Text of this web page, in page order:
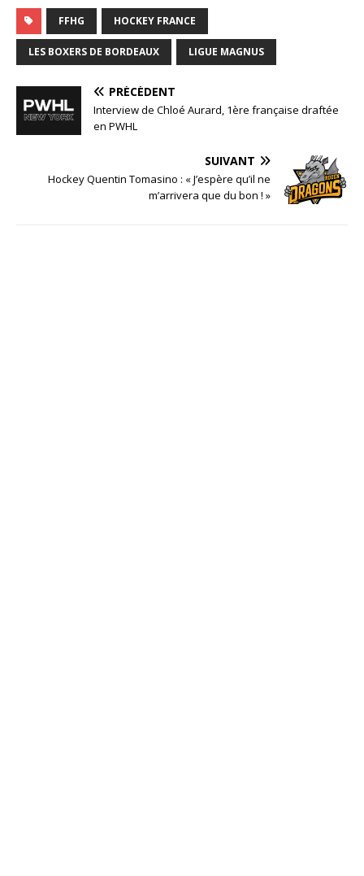
FFHG HOCKEY FRANCE
LES BOXERS DE BORDEAUX LIGUE MAGNUS
PRÉCÉDENT
Interview de Chloé Aurard, 1ère française draftée
en PWHL
SUIVANT
Hockey Quentin Tomasino : « J’espère qu’il ne
m’arrivera que du bon ! »